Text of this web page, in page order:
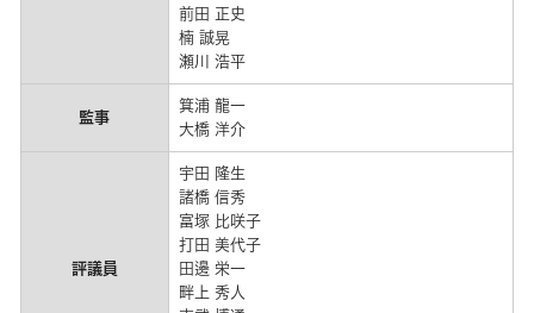
前田 正史
楠 誠晃
瀬川 浩平
監事
箕浦 龍一
大橋 洋介
評議員
宇田 隆生
諸橋 信秀
富塚 比咲子
打田 美代子
田邊 栄一
畔上 秀人